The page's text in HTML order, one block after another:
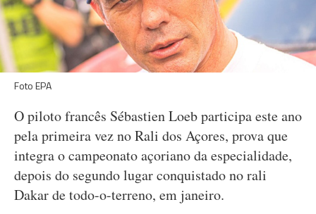
Foto EPA
O piloto francês Sébastien Loeb participa este ano
pela primeira vez no Rali dos Açores, prova que
integra o campeonato açoriano da especialidade,
depois do segundo lugar conquistado no rali
Dakar de todo-o-terreno, em janeiro.